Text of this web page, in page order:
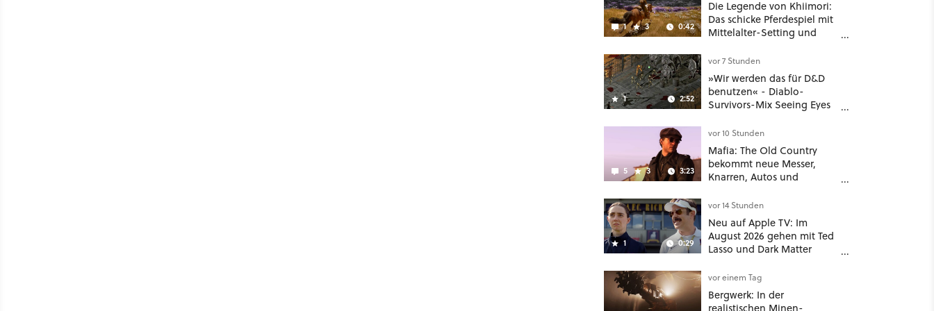
1 3 0:42
Die Legende von Khiimori:
Das schicke Pferdespiel mit
Mittelalter-Setting und
noch größer und
gefährlicher
1 2:52
vor 7 Stunden
»Wir werden das für D&D
benutzen« - Diablo-
Survivors-Mix Seeing Eyes
nützliches Map-Tool
5 3 3:23
vor 10 Stunden
Mafia: The Old Country
bekommt neue Messer,
Knarren, Autos und
hat mehr dabei als nur
Story
1 0:29
vor 14 Stunden
Neu auf Apple TV: Im
August 2026 gehen mit Ted
Lasso und Dark Matter
Highlights weiter
vor einem Tag
Bergwerk: In der